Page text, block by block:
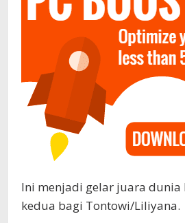
Ini menjadi gelar juara dunia
kedua bagi Tontowi/Liliyana.